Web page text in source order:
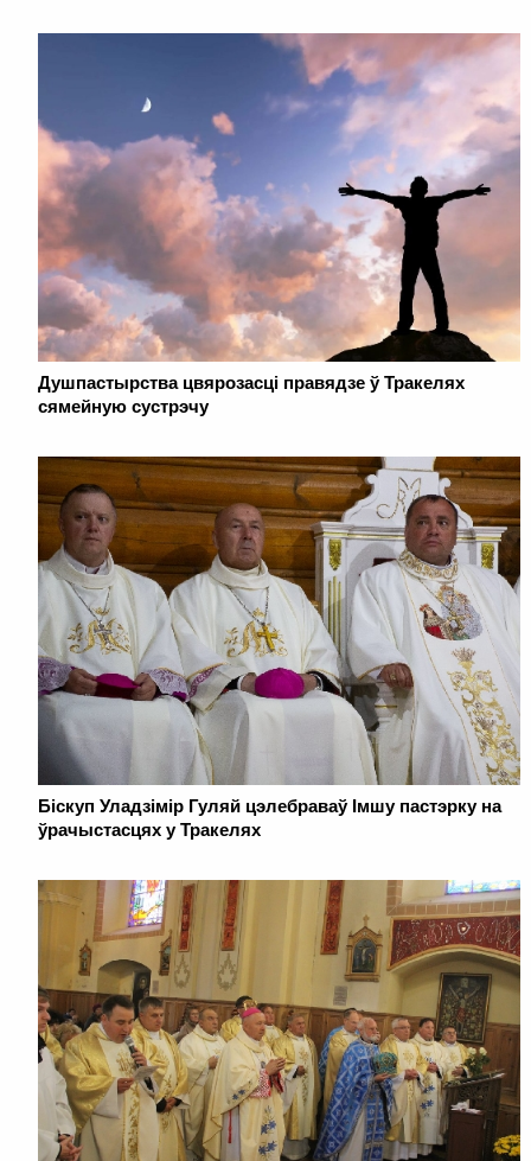
Душпастырства цвярозасці правядзе ў Тракелях
сямейную сустрэчу
Біскуп Уладзімір Гуляй цэлебраваў Імшу пастэрку на
ўрачыстасцях у Тракелях